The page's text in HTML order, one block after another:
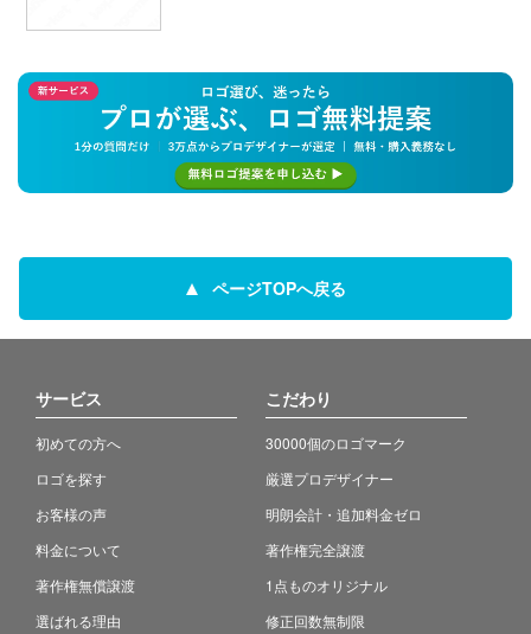
ページTOPへ戻る
サービス
初めての方へ
ロゴを探す
お客様の声
料金について
著作権無償譲渡
選ばれる理由
こだわり
30000個のロゴマーク
厳選プロデザイナー
明朗会計・追加料金ゼロ
著作権完全譲渡
1点ものオリジナル
修正回数無制限